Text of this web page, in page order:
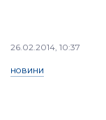
26.02.2014, 10:37
НОВИНИ